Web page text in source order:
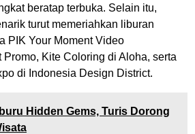
beratap terbuka. Selain itu,
turut memeriahkan liburan
PIK Your Moment Video
Kite Coloring di Aloha, serta
di Indonesia Design District.
Hidden Gems, Turis Dorong